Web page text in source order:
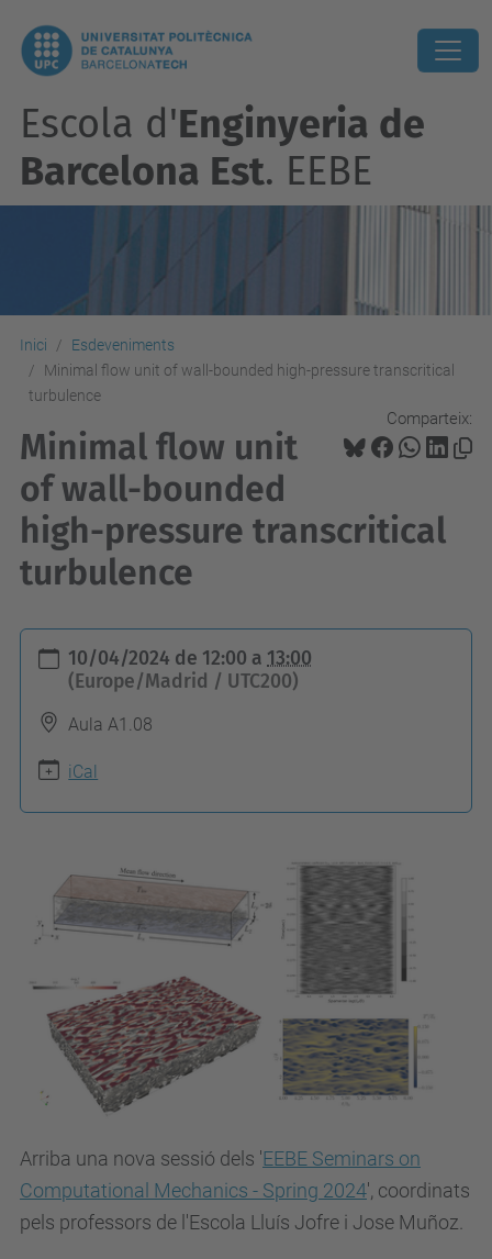
Escola d'Enginyeria de
Barcelona Est. EEBE
Inici
Esdeveniments
Minimal flow unit of wall-bounded high-pressure transcritical
turbulence
Comparteix:
Minimal flow unit
of wall-bounded
high-pressure transcritical
turbulence
e
d
10/04/2024 de 12:00 a 13:00
(Europe/Madrid / UTC200)
Aula A1.08
iCal
Arriba una nova sessió dels 'EEBE Seminars on
Computational Mechanics - Spring 2024', coordinats
pels professors de l'Escola Lluís Jofre i Jose Muñoz.